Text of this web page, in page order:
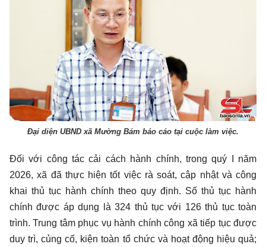
Đại diện UBND xã Mường Bám báo cáo tại cuộc làm việc.
Đối với công tác cải cách hành chính, trong quý I năm
2026, xã đã thực hiện tốt việc rà soát, cập nhật và công
khai thủ tục hành chính theo quy định. Số thủ tục hành
chính được áp dụng là 324 thủ tục với 126 thủ tục toàn
trình. Trung tâm phục vụ hành chính công xã tiếp tục được
duy trì, củng cố, kiện toàn tổ chức và hoạt động hiệu quả;